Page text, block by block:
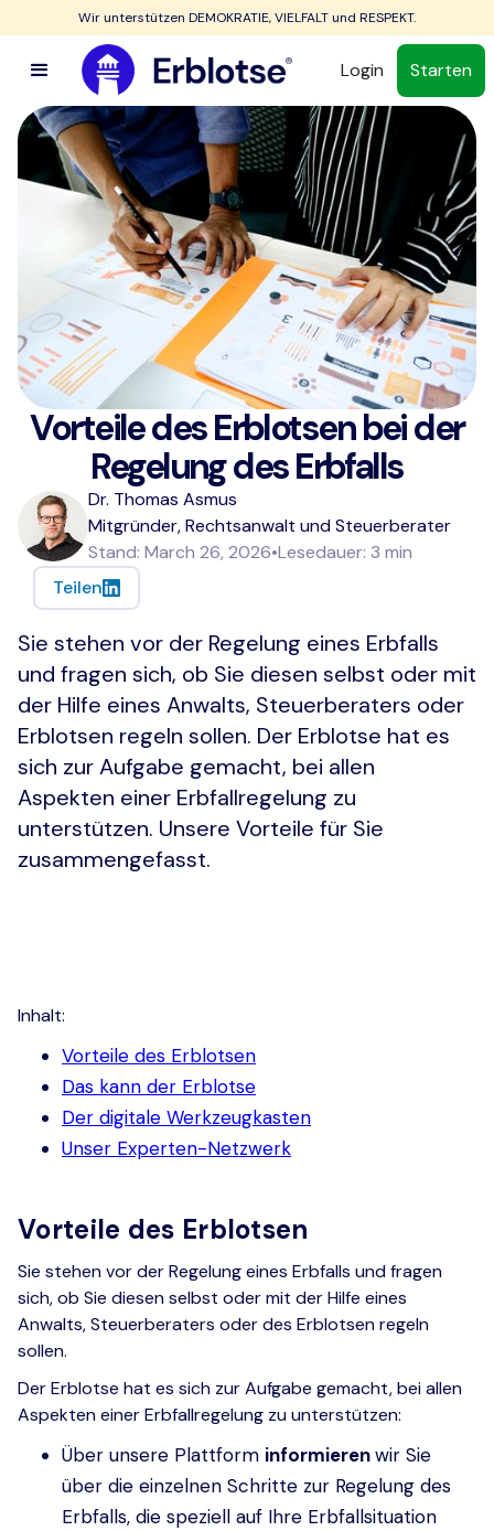
Wir unterstützen DEMOKRATIE, VIELFALT und RESPEKT.
Login Starten
Vorteile des Erblotsen bei der
Regelung des Erbfalls
Dr. Thomas Asmus
Mitgründer, Rechtsanwalt und Steuerberater
Stand: March 26, 2026•Lesedauer: 3 min
Teilen
Sie stehen vor der Regelung eines Erbfalls
und fragen sich, ob Sie diesen selbst oder mit
der Hilfe eines Anwalts, Steuerberaters oder
Erblotsen regeln sollen. Der Erblotse hat es
sich zur Aufgabe gemacht, bei allen
Aspekten einer Erbfallregelung zu
unterstützen. Unsere Vorteile für Sie
zusammengefasst.
Inhalt:
Vorteile des Erblotsen
Das kann der Erblotse
Der digitale Werkzeugkasten
Unser Experten-Netzwerk
Vorteile des Erblotsen
Sie stehen vor der Regelung eines Erbfalls und fragen
sich, ob Sie diesen selbst oder mit der Hilfe eines
Anwalts, Steuerberaters oder des Erblotsen regeln
sollen.
Der Erblotse hat es sich zur Aufgabe gemacht, bei allen
Aspekten einer Erbfallregelung zu unterstützen:
Über unsere Plattform informierenwir Sie
über die einzelnen Schritte zur Regelung des
Erbfalls, die speziell auf Ihre Erbfallsituation